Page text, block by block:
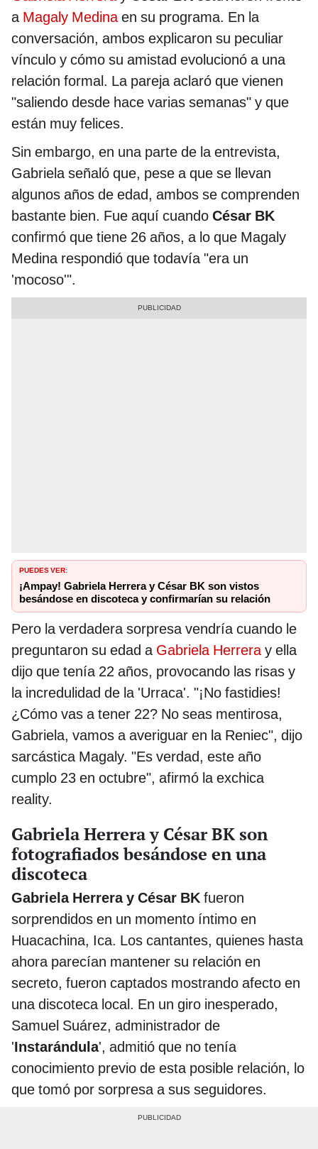
a Magaly Medinaen su programa. En la
conversación, ambos explicaron su peculiar
vínculo y cómo su amistad evolucionó a una
relación formal. La pareja aclaró que vienen
"saliendo desde hace varias semanas" y que
están muy felices.
Sin embargo, en una parte de la entrevista,
Gabriela señaló que, pese a que se llevan
algunos años de edad, ambos se comprenden
bastante bien. Fue aquí cuando César BK
confirmó que tiene 26 años, a lo que Magaly
Medina respondió que todavía "era un
'mocoso'".
PUEDES VER:
¡Ampay! Gabriela Herrera y César BK son vistos
besándose en discoteca y confirmarían su relación
Pero la verdadera sorpresa vendría cuando le
preguntaron su edad a Gabriela Herreray ella
dijo que tenía 22 años, provocando las risas y
la incredulidad de la 'Urraca'. "¡No fastidies!
¿Cómo vas a tener 22? No seas mentirosa,
Gabriela, vamos a averiguar en la Reniec", dijo
sarcástica Magaly. "Es verdad, este año
cumplo 23 en octubre", afirmó la exchica
reality.
Gabriela Herrera y César BK son
fotografiados besándose en una
discoteca
Gabriela Herrera y César BK fueron
sorprendidos en un momento íntimo en
Huacachina, Ica. Los cantantes, quienes hasta
ahora parecían mantener su relación en
secreto, fueron captados mostrando afecto en
una discoteca local. En un giro inesperado,
Samuel Suárez, administrador de
'Instarándula', admitió que no tenía
conocimiento previo de esta posible relación, lo
que tomó por sorpresa a sus seguidores.